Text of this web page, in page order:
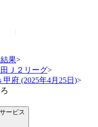
果>
Ｊ２リーグ>
甲府 (2025年4月25日)>
ービス